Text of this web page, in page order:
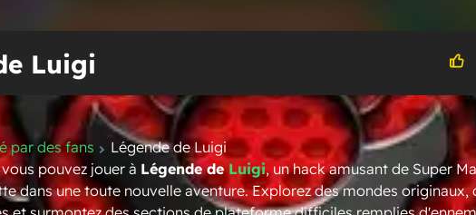
Luigi
par des fans
Légende de Luigi
vous pouvez jouer à Légende deLuigi, un hack amusant de Super
dans une toute nouvelle aventure. Explorez des mondes originaux,